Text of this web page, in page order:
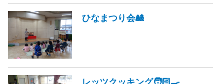
ひなまつり会🎎
レッツクッキング🧑🏻‍🍳